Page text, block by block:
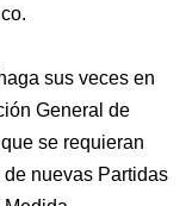
sus veces en
General de
se requieran
nuevas Partidas